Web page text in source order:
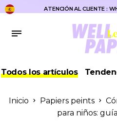
ATENCIÓN AL CLIENTE :
Todos los artículos
Inicio Papiers peints
para niños: